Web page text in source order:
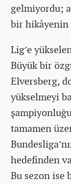
gelmiyordu;
bir hikâyenin
Lig’e
Büyük bir
Elversberg,
yükselmeyi
tamamen
hedefinden
Bu sezon ise